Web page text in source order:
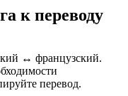
к переводу
↔ французский.
перевод.